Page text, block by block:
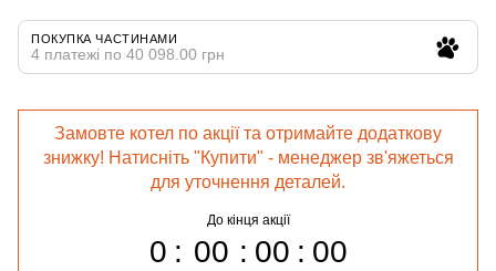
ПОКУПКА ЧАСТИНАМИ
4 платежі по 40 098.00 грн
Замовте котел по акції та отримайте додаткову
знижку! Натисніть "Купити" - менеджер зв'яжеться
для уточнення деталей.
До кінця акції
0 00 00 00